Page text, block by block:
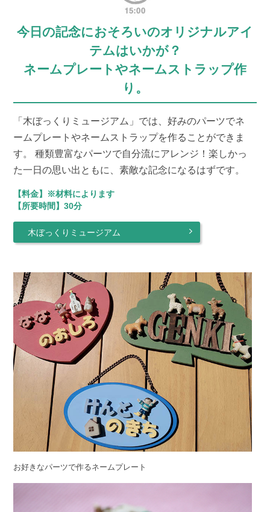
今日の記念におそろいのオリジナルアイ
テムはいかが？
ネームプレートやネームストラップ作
り。
「木ぼっくりミュージアム」では、好みのパーツでネ
ームプレートやネームストラップを作ることができま
す。 種類豊富なパーツで自分流にアレンジ！楽しかっ
た一日の思い出ともに、素敵な記念になるはずです。
【料金】※材料によります
【所要時間】30分
木ぼっくりミュージアム
お好きなパーツで作るネームプレート